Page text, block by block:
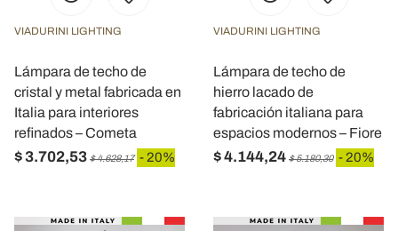
VIADURINI LIGHTING
Lámpara de techo de
cristal y metal fabricada en
Italia para interiores
refinados – Cometa
$ 3.702,53 $ 4.628,17 - 20%
VIADURINI LIGHTING
Lámpara de techo de
hierro lacado de
fabricación italiana para
espacios modernos – Fiore
$ 4.144,24 $ 5.180,30 - 20%